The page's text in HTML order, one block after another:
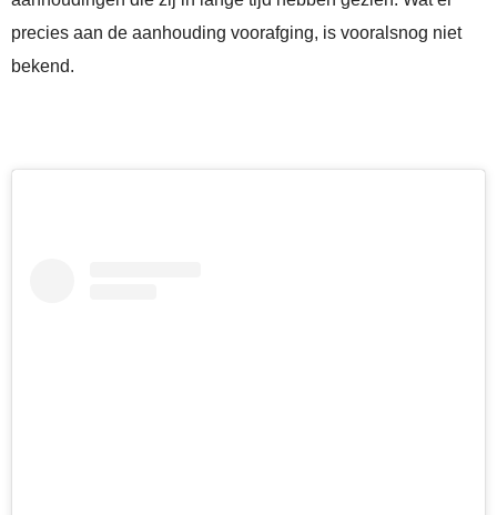
precies aan de aanhouding voorafging, is vooralsnog niet
bekend.